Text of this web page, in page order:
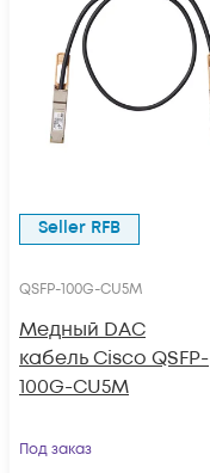
Seller RFB
QSFP-100G-CU5M
Медный DAC
кабель Cisco QSFP-
100G-CU5M
Под заказ